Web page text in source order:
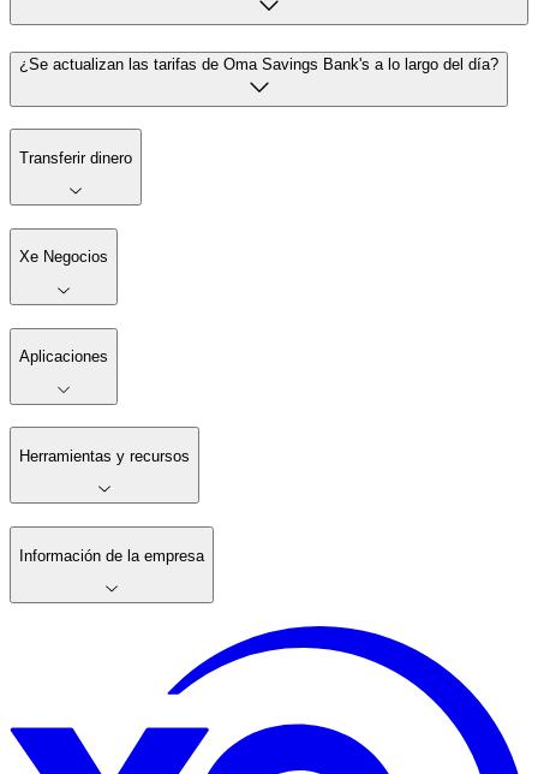
¿Se actualizan las tarifas de Oma Savings Bank's a lo largo del día?
Transferir dinero
Xe Negocios
Aplicaciones
Herramientas y recursos
Información de la empresa